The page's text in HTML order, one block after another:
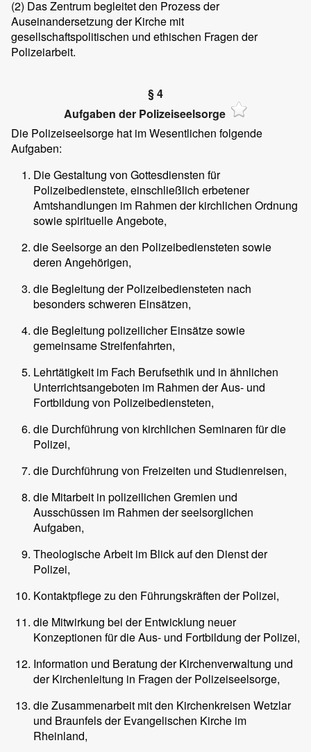
(2) Das Zentrum begleitet den Prozess der
Auseinandersetzung der Kirche mit
gesellschaftspolitischen und ethischen Fragen der
Polizeiarbeit.
§ 4
Aufgaben der Polizeiseelsorge
Die Polizeiseelsorge hat im Wesentlichen folgende
Aufgaben:
Die Gestaltung von Gottesdiensten für
Polizeibedienstete, einschließlich erbetener
Amtshandlungen im Rahmen der kirchlichen Ordnung
sowie spirituelle Angebote,
die Seelsorge an den Polizeibediensteten sowie
deren Angehörigen,
die Begleitung der Polizeibediensteten nach
besonders schweren Einsätzen,
die Begleitung polizeilicher Einsätze sowie
gemeinsame Streifenfahrten,
Lehrtätigkeit im Fach Berufsethik und in ähnlichen
Unterrichtsangeboten im Rahmen der Aus- und
Fortbildung von Polizeibediensteten,
die Durchführung von kirchlichen Seminaren für die
Polizei,
die Durchführung von Freizeiten und Studienreisen,
die Mitarbeit in polizeilichen Gremien und
Ausschüssen im Rahmen der seelsorglichen
Aufgaben,
Theologische Arbeit im Blick auf den Dienst der
Polizei,
Kontaktpflege zu den Führungskräften der Polizei,
die Mitwirkung bei der Entwicklung neuer
Konzeptionen für die Aus- und Fortbildung der Polizei,
Information und Beratung der Kirchenverwaltung und
der Kirchenleitung in Fragen der Polizeiseelsorge,
die Zusammenarbeit mit den Kirchenkreisen Wetzlar
und Braunfels der Evangelischen Kirche im
Rheinland,